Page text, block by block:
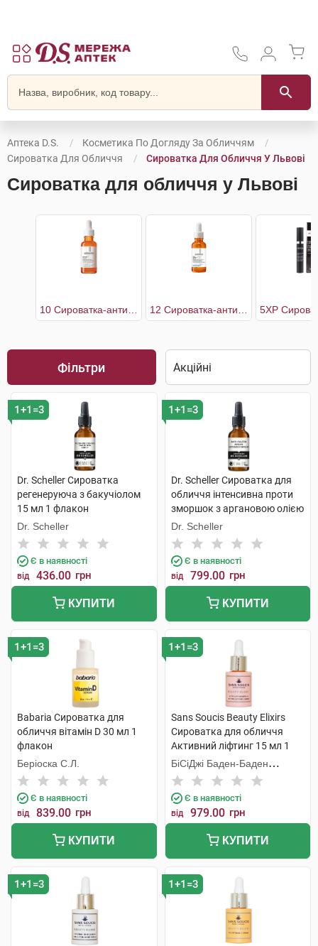
Аптека D.S.
Косметика По Догляду За Обличчям
Сироватка Для Обличчя
Сироватка Для Обличчя У Львові
Сироватка для обличчя у Львові
Фільтри
1+1=3
Dr. Scheller Сироватка
регенеруюча з бакучіолом
15 мл 1 флакон
Dr. Scheller
Є в наявності
від 436.00 грн
КУПИТИ
1+1=3
Dr. Scheller Сироватка для
обличчя інтенсивна проти
зморшок з аргановою олією
30 мл 1 флакон
Dr. Scheller
Є в наявності
від 799.00 грн
КУПИТИ
1+1=3
Babaria Сироватка для
обличчя вітамін D 30 мл 1
флакон
Беріоска С.Л.
Є в наявності
від 839.00 грн
КУПИТИ
1+1=3
Sans Soucis Beauty Elixirs
Сироватка для обличчя
Активний ліфтинг 15 мл 1
флакон
БіСіДжі Баден-Баден
Косметікс Груп Гмбх
Є в наявності
від 979.00 грн
КУПИТИ
1+1=3 1+1=3